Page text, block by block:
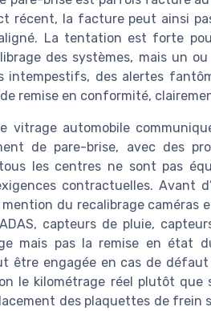
récent, la facture peut ainsi
La tentation est forte
des systèmes, mais un
intempestifs, des alertes
remise en conformité,
vitrage automobile
de pare-brise, avec des
les centres ne sont pas
contractuelles. Avant
du recalibrage caméras
capteurs de pluie,
mais pas la remise en état
être engagée en cas de
le kilométrage réel plutôt
des plaquettes de frein